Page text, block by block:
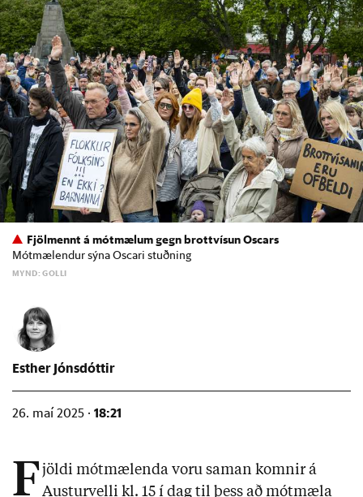
Fjölmennt á mótmælum gegn brottvísun Oscars
Mótmælendur sýna Oscari stuðning
MYND: GOLLI
Esther Jónsdóttir
26. maí 2025 · 18:21
Fjöldi mótmælenda voru saman komnir á
Austurvelli kl. 15 í dag til þess að mótmæla